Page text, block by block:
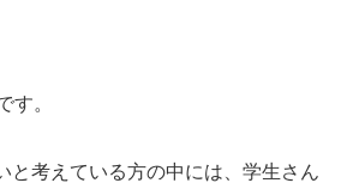
す。
と考えている方の中には、学生さん